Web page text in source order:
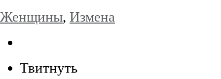
Женщины, Измена
Твитнуть